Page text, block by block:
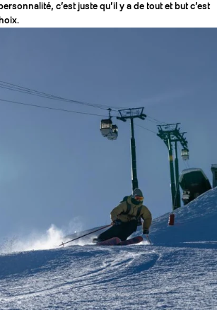
c’est juste qu’il y a de tout et but c’est